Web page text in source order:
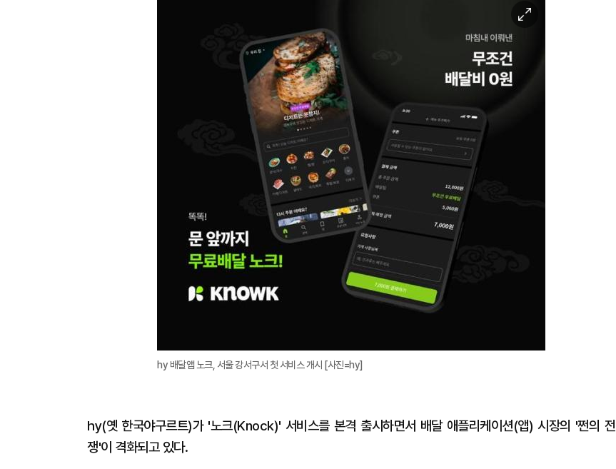
미
지
확
대
hy 배달앱 노크, 서울 강서구서 첫 서비스 개시 [사진=hy]
hy(옛 한국야구르트)가 '노크(Knock)' 서비스를 본격 출시하면서 배달 애플리케이션(앱) 시장의 '쩐의 전
쟁'이 격화되고 있다.